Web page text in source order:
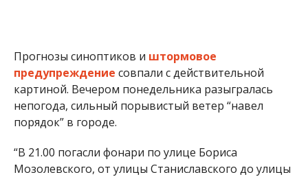
Прогнозы синоптиков и штормовое
предупреждение совпали с действительной
картиной. Вечером понедельника разыгралась
непогода, сильный порывистый ветер “навел
порядок” в городе.
“В 21.00 погасли фонари по улице Бориса
Мозолевского, от улицы Станиславского до улицы